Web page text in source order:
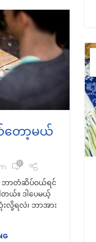
တော့မယ်
0
ဘာတံဆိပ်ဝယ်ရင်
ယ်။ ဒါပေမယ့်
လို့ရလဲ၊ ဘာအား